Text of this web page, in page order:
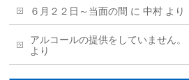
６月２２日～当面の間 に中村 より
アルコールの提供をしていません。
より